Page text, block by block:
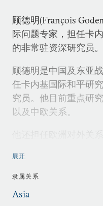
顾德明(François
际问题专家，担任卡
的非常驻资深研究员。
顾德明是中国及东亚
任卡内基国际和平研
究员。他目前重点研
以及中欧关系。
年成立的亚洲中心的
亦担任法国外交部政
1985年至2005年，顾
展开
隶属关系
Asia